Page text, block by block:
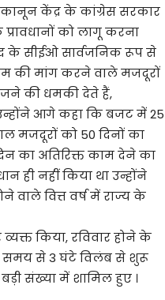
केंद्र के कांग्रेस सरकार
को लागू करना
के सीईओ सार्वजनिक रूप से
की मांग करने वाले मजदूरों
की धमकी देते हैं,
आगे कहा कि बजट में 25
मजदूरों को 50 दिनों का
का अतिरिक्त काम देने का
ही नहीं किया था उन्होंने
वाले वित्त वर्ष में राज्य के
किया, रविवार होने के
समय से 3 घंटे विलंब से शुरू
संख्या में शामिल हुए ।